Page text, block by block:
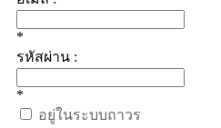
*
รหัสผ่าน :
*
อยู่ในระบบถาวร